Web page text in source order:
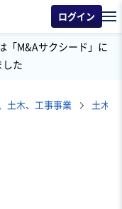
ログイン
「M&Aサクシード」に
した
土木、工事事業 土木工